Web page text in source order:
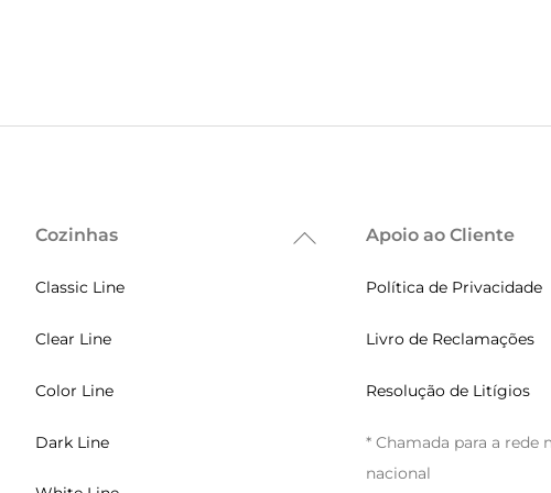
Back
Cozinhas
Classic Line
Clear Line
Color Line
Dark Line
Apoio ao Cliente
Política de Privacidade
Livro de Reclamações
Resolução de Litígios
* Chamada para a rede
nacional